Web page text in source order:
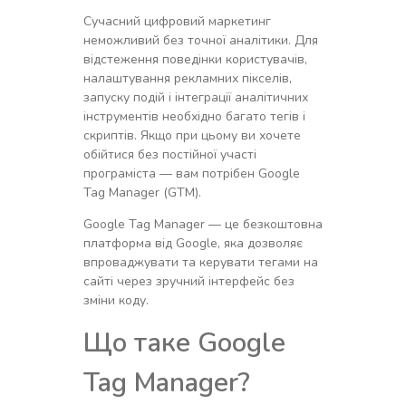
Сучасний цифровий маркетинг
неможливий без точної аналітики. Для
відстеження поведінки користувачів,
налаштування рекламних пікселів,
запуску подій і інтеграції аналітичних
інструментів необхідно багато тегів і
скриптів. Якщо при цьому ви хочете
обійтися без постійної участі
програміста — вам потрібен Google
Tag Manager (GTM).
Google Tag Manager — це безкоштовна
платформа від Google, яка дозволяє
впроваджувати та керувати тегами на
сайті через зручний інтерфейс без
зміни коду.
Що таке Google
Tag Manager?